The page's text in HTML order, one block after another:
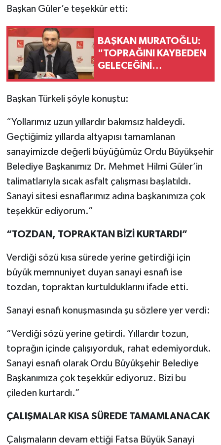
Başkan Güler’e teşekkür etti:
BAŞKAN MURATOĞLU:
"TOPRAĞINI KAYBEDEN
GELECEĞİNİ
Başkan Türkeli şöyle konuştu:
“Yollarımız uzun yıllardır bakımsız haldeydi.
Geçtiğimiz yıllarda altyapısı tamamlanan
sanayimizde değerli büyüğümüz Ordu Büyükşehir
Belediye Başkanımız Dr. Mehmet Hilmi Güler’in
talimatlarıyla sıcak asfalt çalışması başlatıldı.
Sanayi sitesi esnaflarımız adına başkanımıza çok
teşekkür ediyorum.”
“TOZDAN, TOPRAKTAN BİZİ KURTARDI”
Verdiği sözü kısa sürede yerine getirdiği için
büyük memnuniyet duyan sanayi esnafı ise
tozdan, topraktan kurtulduklarını ifade etti.
Sanayi esnafı konuşmasında şu sözlere yer verdi:
“Verdiği sözü yerine getirdi. Yıllardır tozun,
toprağın içinde çalışıyorduk, rahat edemiyorduk.
Sanayi esnafı olarak Ordu Büyükşehir Belediye
Başkanımıza çok teşekkür ediyoruz. Bizi bu
çileden kurtardı.”
ÇALIŞMALAR KISA SÜREDE TAMAMLANACAK
Çalışmaların devam ettiği Fatsa Büyük Sanayi